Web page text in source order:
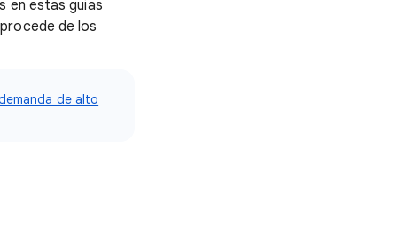
en estas guías
de los
de alto